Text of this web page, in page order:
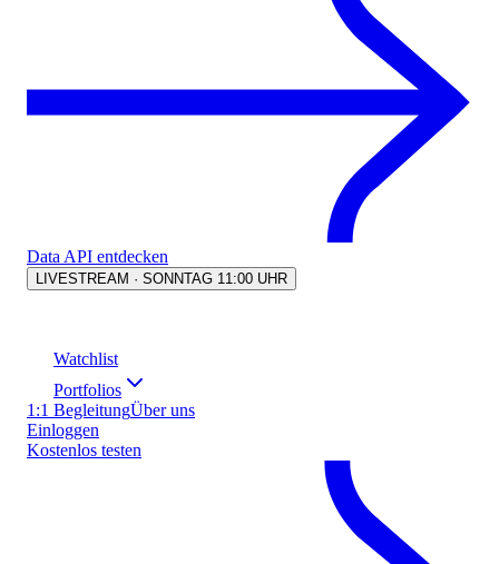
Data API entdecken
LIVESTREAM · SONNTAG 11:00 UHR
Watchlist
Portfolios
1:1 BegleitungÜber uns
Einloggen
Kostenlos testen